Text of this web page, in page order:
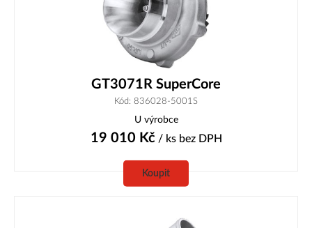
GT3071R SuperCore
Kód: 836028-5001S
U výrobce
19 010 Kč/ ks bez DPH
Koupit